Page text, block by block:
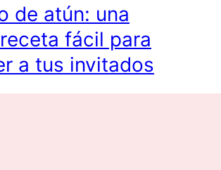
de atún: una
fácil para
a tus invitados